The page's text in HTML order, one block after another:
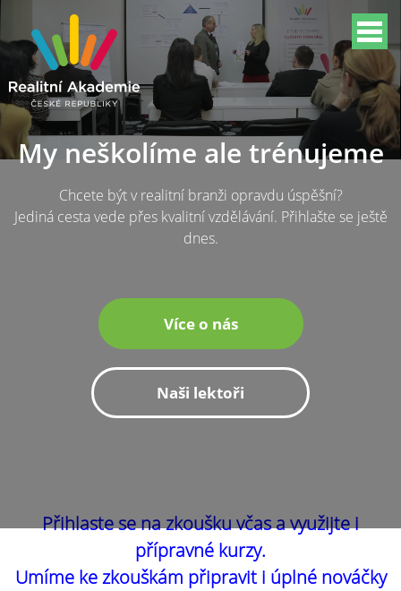
My neškolíme ale trénujeme
Chcete být v realitní branži opravdu úspěšní?
Jediná cesta vede přes kvalitní vzdělávání. Přihlašte se ještě
dnes.
Více o nás
Naši lektoři
Přihlaste se na zkoušku včas a využijte i
přípravné kurzy.
Umíme ke zkouškám připravit i úplné nováčky